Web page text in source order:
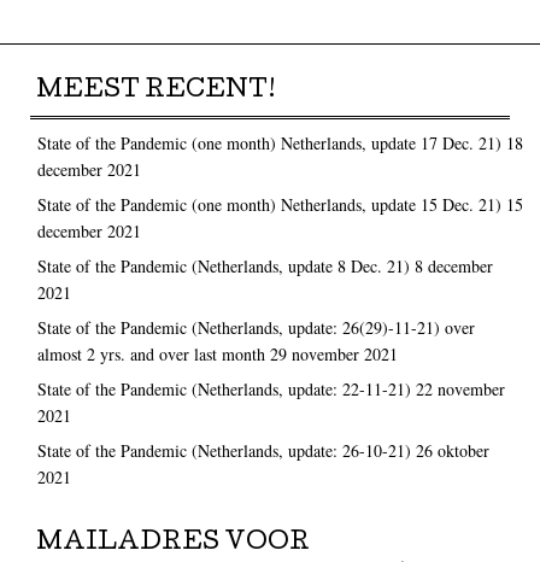
MEEST RECENT!
State of the Pandemic (one month) Netherlands, update 17 Dec. 21) 18
december 2021
State of the Pandemic (one month) Netherlands, update 15 Dec. 21) 15
december 2021
State of the Pandemic (Netherlands, update 8 Dec. 21) 8 december
2021
State of the Pandemic (Netherlands, update: 26(29)-11-21) over
almost 2 yrs. and over last month 29 november 2021
State of the Pandemic (Netherlands, update: 22-11-21) 22 november
2021
State of the Pandemic (Netherlands, update: 26-10-21) 26 oktober
2021
MAILADRES VOOR